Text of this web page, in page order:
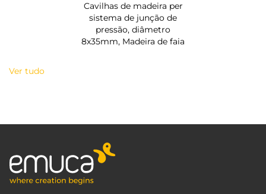
Cavilhas de madeira per
sistema de junção de
pressão, diâmetro
8x35mm, Madeira de faia
Ver tudo